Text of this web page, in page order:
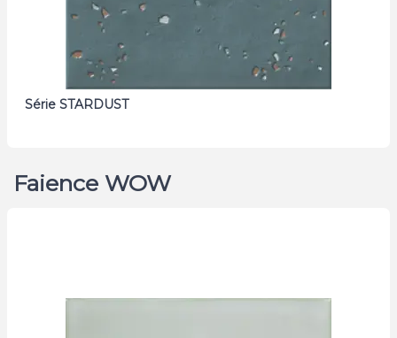
Série STARDUST
Faience WOW